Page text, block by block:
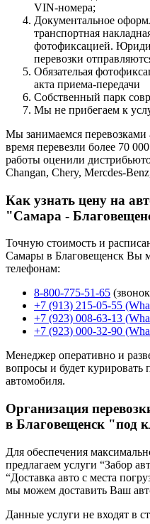
VIN-номера;
Документальное
транспортная
фотофиксацией.
перевозки
Обязательая
акта приема-передачи
Собственный парк
Мы не прибегаем к
Мы занимаемся перевозками
время перевезли более 70
работы оценили
Changan, Chery, Mercdes-
Как узнать цену на
"Самара -
Точную стоимость и
Самары в Благовещенск Вы
телефонам:
8-800-775-51-65
+7 (913) 215-05-55
+7 (923) 008-63-13
+7 (923) 000-32-90
Менеджер оперативно и
вопросы и будет курировать
автомобиля.
Организация
в Благовещенск "под
Для обеспечения
предлагаем услуги “Забор
“Доставка авто с места
мы можем доставить Ваш
Данные услуги не входят в